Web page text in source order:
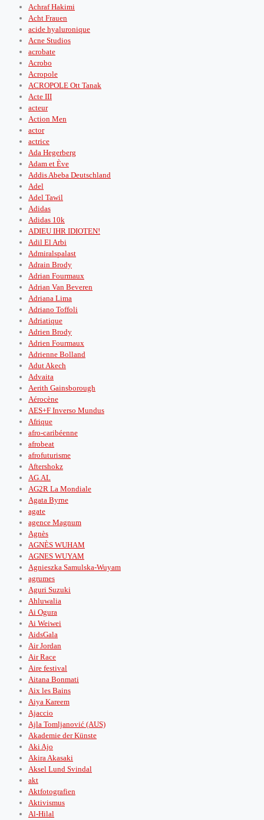
Achraf Hakimi
Acht Frauen
acide hyaluronique
Acne Studios
acrobate
Acrobo
Acropole
ACROPOLE Ott Tanak
Acte III
acteur
Action Men
actor
actrice
Ada Hegerberg
Adam et Ève
Addis Abeba Deutschland
Adel
Adel Tawil
Adidas
Adidas 10k
ADIEU IHR IDIOTEN!
Adil El Arbi
Admiralspalast
Adrain Brody
Adrian Fourmaux
Adrian Van Beveren
Adriana Lima
Adriano Toffoli
Adriatique
Adrien Brody
Adrien Fourmaux
Adrienne Bolland
Adut Akech
Advaita
Aerith Gainsborough
Aérocène
AES+F Inverso Mundus
Afrique
afro-caribéenne
afrobeat
afrofuturisme
Aftershokz
AG.AL
AG2R La Mondiale
Agata Byrne
agate
agence Magnum
Agnès
AGNÈS WUHAM
AGNES WUYAM
Agnieszka Samulska-Wuyam
agrumes
Aguri Suzuki
Ahluwalia
Ai Ogura
Ai Weiwei
AidsGala
Air Jordan
Air Race
Aire festival
Aitana Bonmati
Aix les Bains
Aiya Kareem
Ajaccio
Ajla Tomljanović (AUS)
Akademie der Künste
Aki Ajo
Akira Akasaki
Aksel Lund Svindal
akt
Aktfotografien
Aktivismus
Al-Hilal